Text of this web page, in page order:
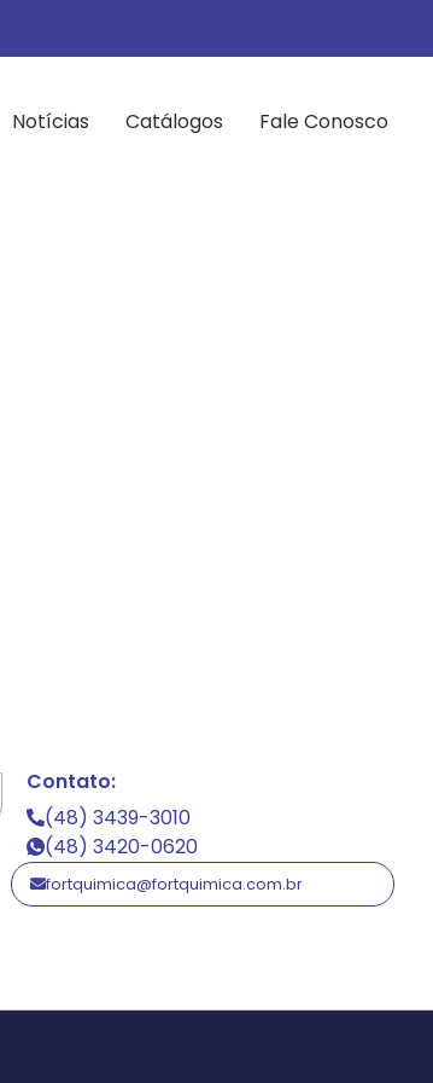
Notícias Catálogos Fale Conosco
Contato:
(48) 3439-3010
(48) 3420-0620
fortquimica@fortquimica.com.br